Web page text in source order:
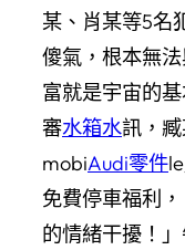
某、肖某等5名
傻氣，根本無
富就是宇宙的
審水箱水訊，
mobiAudi零件
免費停車福利
的情緒干擾！